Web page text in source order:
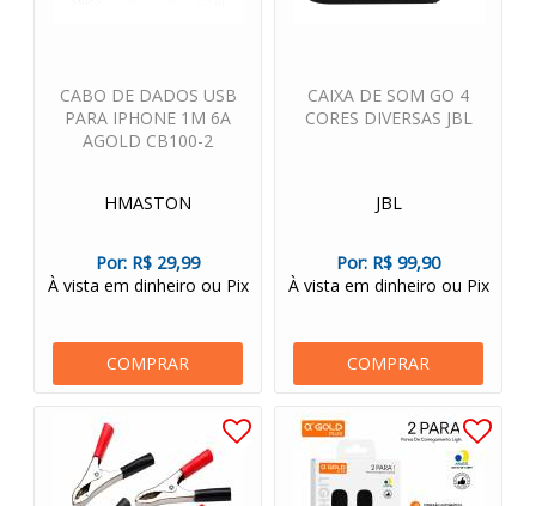
CABO DE DADOS USB
PARA IPHONE 1M 6A
AGOLD CB100-2
HMASTON
Por: R$ 29,99
À vista em dinheiro ou Pix
COMPRAR
CAIXA DE SOM GO 4
CORES DIVERSAS JBL
JBL
Por: R$ 99,90
À vista em dinheiro ou Pix
COMPRAR